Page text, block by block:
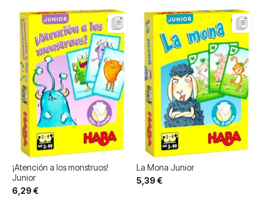
¡Atención a los monstruos!
Junior
6,29 €
La Mona Junior
5,39 €